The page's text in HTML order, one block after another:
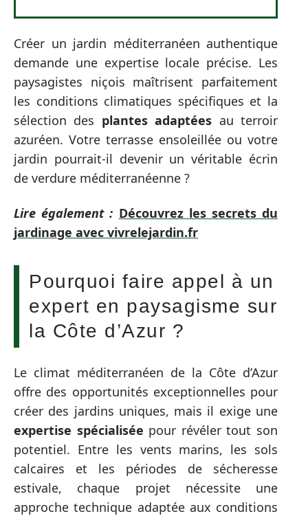
Créer un jardin méditerranéen authentique
demande une expertise locale précise. Les
paysagistes niçois maîtrisent parfaitement
les conditions climatiques spécifiques et la
sélection des plantes adaptées au terroir
azuréen. Votre terrasse ensoleillée ou votre
jardin pourrait-il devenir un véritable écrin
de verdure méditerranéenne ?
Lire également : Découvrez les secrets du
jardinage avec vivrelejardin.fr
Pourquoi faire appel à un
expert en paysagisme sur
la Côte d’Azur ?
Le climat méditerranéen de la Côte d’Azur
offre des opportunités exceptionnelles pour
créer des jardins uniques, mais il exige une
expertise spécialisée pour révéler tout son
potentiel. Entre les vents marins, les sols
calcaires et les périodes de sécheresse
estivale, chaque projet nécessite une
approche technique adaptée aux conditions